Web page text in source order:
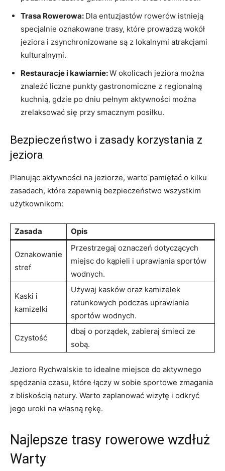
Trasa Rowerowa: Dla entuzjastów rowerów istnieją
specjalnie oznakowane trasy, które prowadzą wokół
jeziora i zsynchronizowane są z lokalnymi atrakcjami
kulturalnymi.
Restauracje i kawiarnie:W okolicach jeziora można
znaleźć liczne punkty gastronomiczne z regionalną
kuchnią, gdzie po dniu pełnym aktywności można
zrelaksować się przy smacznym posiłku.
Bezpieczeństwo i zasady korzystania z
jeziora
Planując aktywności na jeziorze, warto pamiętać o kilku
zasadach, które zapewnią bezpieczeństwo wszystkim
użytkownikom:
Zasada Opis
Oznakowanie
stref
Przestrzegaj oznaczeń dotyczących
miejsc do kąpieli i uprawiania sportów
wodnych.
Kaski i
kamizelki
Używaj kasków oraz kamizelek
ratunkowych podczas uprawiania
sportów wodnych.
Czystość
dbaj o porządek, zabieraj śmieci ze
sobą.
Jezioro Rychwalskie to idealne miejsce do aktywnego
spędzania czasu, które łączy w sobie sportowe zmagania
z bliskością natury. Warto zaplanować wizytę i odkryć
jego uroki na własną rękę.
Najlepsze trasy rowerowe wzdłuż
Warty